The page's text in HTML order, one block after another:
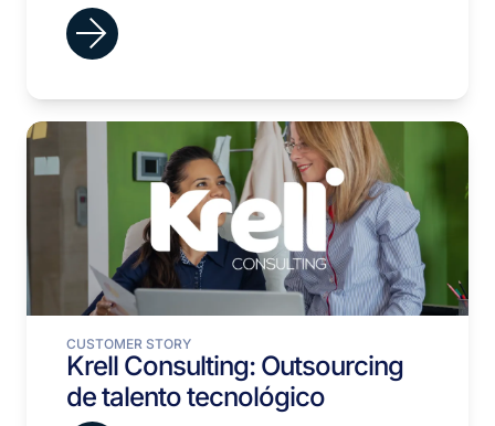
CUSTOMER STORY
Krell Consulting: Outsourcing
de talento tecnológico